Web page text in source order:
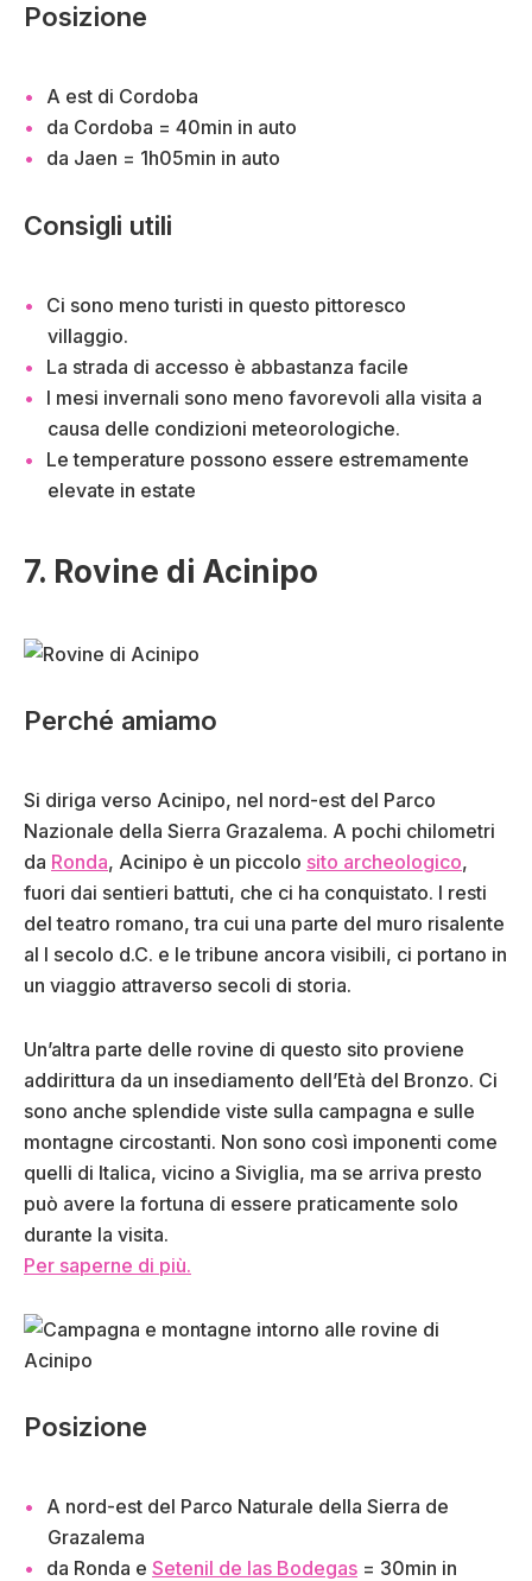
Posizione
A est di Cordoba
da Cordoba = 40min in auto
da Jaen = 1h05min in auto
Consigli utili
Ci sono meno turisti in questo pittoresco
villaggio.
La strada di accesso è abbastanza facile
I mesi invernali sono meno favorevoli alla visita a
causa delle condizioni meteorologiche.
Le temperature possono essere estremamente
elevate in estate
7. Rovine di Acinipo
Perché amiamo
Si diriga verso Acinipo, nel nord-est del Parco
Nazionale della Sierra Grazalema. A pochi chilometri
da Ronda, Acinipo è un piccolo sito archeologico,
fuori dai sentieri battuti, che ci ha conquistato. I resti
del teatro romano, tra cui una parte del muro risalente
al I secolo d.C. e le tribune ancora visibili, ci portano in
un viaggio attraverso secoli di storia.
Un’altra parte delle rovine di questo sito proviene
addirittura da un insediamento dell’Età del Bronzo. Ci
sono anche splendide viste sulla campagna e sulle
montagne circostanti. Non sono così imponenti come
quelli di Italica, vicino a Siviglia, ma se arriva presto
può avere la fortuna di essere praticamente solo
durante la visita.
Per saperne di più.
Posizione
A nord-est del Parco Naturale della Sierra de
Grazalema
da Ronda e Setenil de las Bodegas = 30min in